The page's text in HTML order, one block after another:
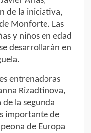
de la iniciativa,
Monforte. Las
y niños en edad
desarrollarán en
entrenadoras
Rizadtinova,
la segunda
importante de
de Europa